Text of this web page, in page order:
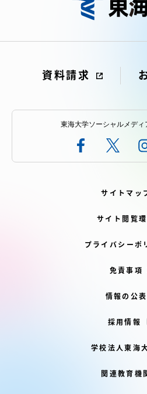
資料請求
東海大学ソーシャルメディ
サイトマッ
サイト閲覧
プライバシーポ
免責事項
情報の公表
採用情報
学校法人東海
関連教育機